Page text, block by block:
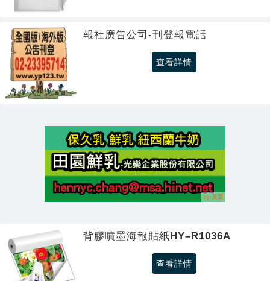
報社廣告公司-刊登報電話
查看詳情
背膠噴墨海報貼紙HY–R1036A
查看詳情